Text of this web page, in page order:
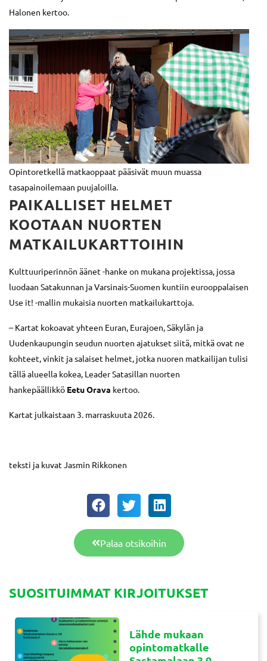
Halonen kertoo.
Opintoretkellä matkaoppaat pääsivät muun muassa
tasapainoilemaan puujaloilla.
PAIKALLISET HELMET
KOOTAAN NUORTEN
MATKAILUKARTTOIHIN
Kulttuuriperinnön äänet -hanke on mukana projektissa, jossa
luodaan Satakunnan ja Varsinais-Suomen kuntiin eurooppalaisen
Use it! -mallin mukaisia nuorten matkailukarttoja.
– Kartat kokoavat yhteen Euran, Eurajoen, Säkylän ja
Uudenkaupungin seudun nuorten ajatukset siitä, mitkä ovat ne
kohteet, vinkit ja salaiset helmet, jotka nuoren matkailijan tulisi
tällä alueella kokea, Leader Satasillan nuorten
hankepäällikkö Eetu Orava kertoo.
Kartat julkaistaan 3. marraskuuta 2026.
teksti ja kuvat Jasmin Rikkonen
Palaa otsikoihin
SUOSITUIMMAT KIRJOITUKSET
Lähde mukaan
opintomatkalle